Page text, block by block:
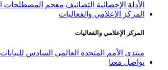
الأدلة الإحصائية التصانيف معجم المصطلحات
المركز الإعلامي والفعاليات
المركز الإعلامي والفعاليات
منتدى الأمم المتحدة العالمي السادس للبيانات 2026
تواصل معنا